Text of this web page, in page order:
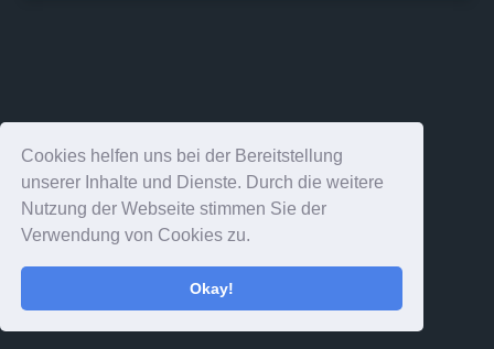
Cookies helfen uns bei der Bereitstellung
unserer Inhalte und Dienste. Durch die weitere
Nutzung der Webseite stimmen Sie der
Verwendung von Cookies zu.
Okay!